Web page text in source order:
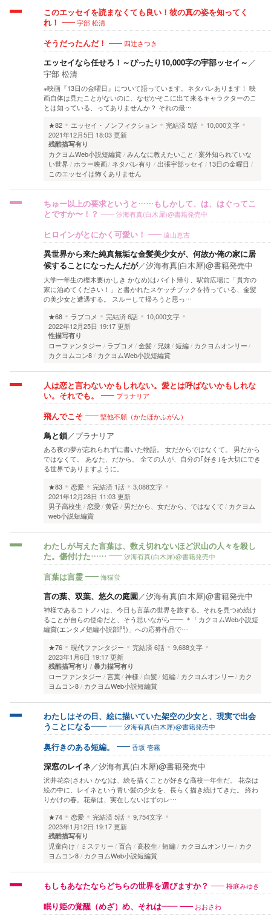
このエッセイを読まなくても良い！彼の真の姿を知ってく
れ！
宇部 松清
そうだったんだ！ 四辻さつき
エッセイなら任せろ！～ぴったり10,000字の宇部ッセイ～ ／
宇部 松清
※映画『13日の金曜日』について語っています。ネタバレあります！ 映
画自体は見たことがないのに、なぜかそこに出て来るキャラクターのこ
とは知っている、ってありませんか？ それの最…
★82
エッセイ・ノンフィクション 完結済5話
10,000文字
2021年12月5日 18:03 更新
残酷描写有り
カクヨムWeb小説短編賞 みんなに教えたいこと
案外知られていな
い世界
ホラー映画 ネタバレ有り 出張宇部ッセイ
13日の金曜日
このエッセイは怖くありません
ちゅー以上の要求というと……もしかして、は、はぐってこ
とですか〜！？
汐海有真(白木犀)@書籍発売中
ヒロインがとにかく可愛い！ 遠山恵古
異世界から来た純真無垢な金髪美少女が、何故か俺の家に居
候することになったんだが／汐海有真(白木犀)@書籍発売中
大学一年生の樫木要(かしき かなめ)はバイト帰り、駅前広場に「貴方の
家に泊めてください！」と書かれたスケッチブックを持っている、金髪
の美少女と遭遇する。 スルーして帰ろうと思っ…
★68
ラブコメ 完結済6話
10,000文字
2022年12月25日 19:17 更新
性描写有り
ローファンタジー ラブコメ 金髪 兄妹 短編
カクヨムオンリー
カクヨムコン8
カクヨムWeb小説短編賞
人は恋と言わないかもしれない。愛とは呼ばないかもしれな
い。それでも。
プラナリア
飛んでこそ 堅他不願（かたほかふがん）
鳥と鎖／プラナリア
ある夜の夢が忘れられずに書いた物語。 女だからではなくて。 男だから
ではなくて。 あなた、だから。 全ての人が、自分の｢好き｣を大切にでき
る世界でありますように。
★83
恋愛 完結済 1話
3,088文字
2021年12月28日 11:03 更新
男子高校生
恋愛 黄昏 男だから、女だから、ではなくて
カクヨム
web小説短編賞
わたしが与えた言葉は、数え切れないほど沢山の人々を殺し
た。傷付けた……
汐海有真(白木犀)@書籍発売中
言葉は言霊 海猫蛍
言の葉、双葉、悠久の庭園／汐海有真(白木犀)@書籍発売中
神様であるコトノハは、今日も言葉の世界を旅する。それを見つめ続け
ることが自らの使命だと、そう思いながら―― ＊「カクヨムWeb小説短
編賞(エンタメ短編小説部門)」への応募作品で…
★76
現代ファンタジー 完結済6話
9,688文字
2023年1月6日 19:17 更新
残酷描写有り 暴力描写有り
ローファンタジー 言葉 神様 白髪 短編 カクヨムオンリー
カク
ヨムコン8
カクヨムWeb小説短編賞
わたしはその日、絵に描いていた架空の少女と、現実で出会
うことになる――
汐海有真(白木犀)@書籍発売中
奥行きのある短編。 香坂 壱霧
深窓のレイネ／汐海有真(白木犀)@書籍発売中
沢井花奈(さわい かな)は、絵を描くことが好きな高校一年生だ。 花奈は
絵の中に、レイネという青い髪の少女を、長らく描き続けてきた。 終わ
りかけの春。花奈は、実在しないはずのレ…
★74
恋愛 完結済5話
9,754文字
2023年1月12日 19:17 更新
残酷描写有り
児童向け ミステリー 百合 高校生 短編 カクヨムオンリー
カク
ヨムコン8
カクヨムWeb小説短編賞
もしもあなたならどちらの世界を選びますか？ 桜庭みゆき
眠り姫の覚醒（めざ）め、それは―― おおさわ